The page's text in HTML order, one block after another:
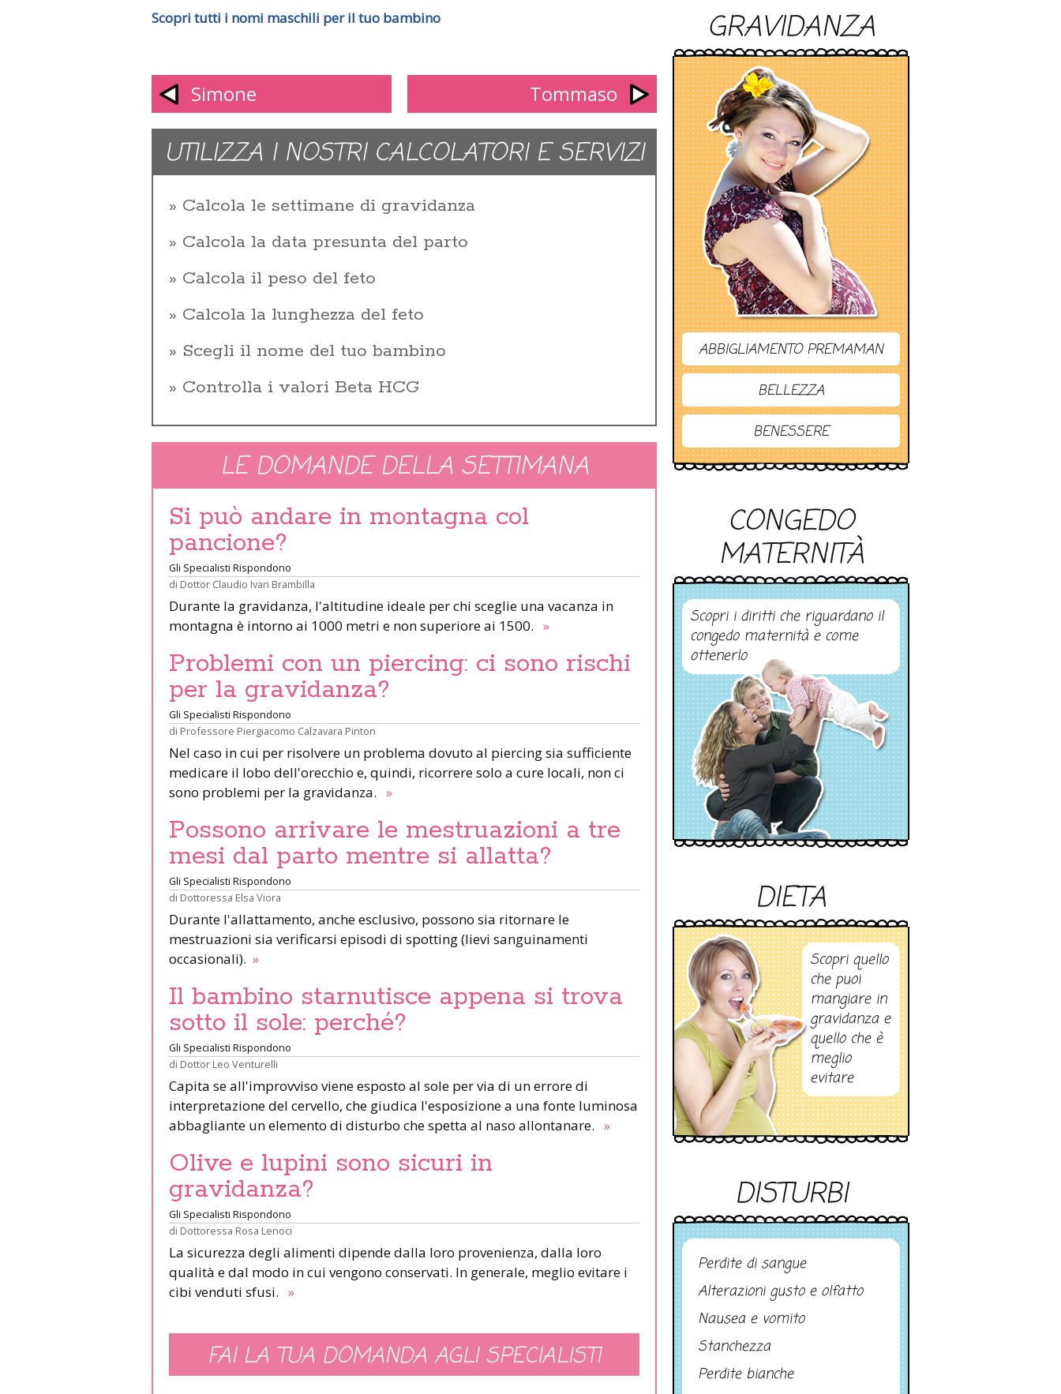
Scopri tutti i nomi maschili per il tuo bambino
Simone Tommaso
UTILIZZA I NOSTRI CALCOLATORI E SERVIZI
Calcola le settimane di gravidanza
Calcola la data presunta del parto
Calcola il peso del feto
Calcola la lunghezza del feto
Scegli il nome del tuo bambino
Controlla i valori Beta HCG
LE DOMANDE DELLA SETTIMANA
Si può andare in montagna col
pancione?
Gli Specialisti Rispondono
di Dottor Claudio Ivan Brambilla
Durante la gravidanza, l'altitudine ideale per chi sceglie una vacanza in
montagna è intorno ai 1000 metri e non superiore ai 1500. »
Problemi con un piercing: ci sono rischi
per la gravidanza?
Gli Specialisti Rispondono
di Professore Piergiacomo Calzavara Pinton
Nel caso in cui per risolvere un problema dovuto al piercing sia sufficiente
medicare il lobo dell'orecchio e, quindi, ricorrere solo a cure locali, non ci
sono problemi per la gravidanza. »
Possono arrivare le mestruazioni a tre
mesi dal parto mentre si allatta?
Gli Specialisti Rispondono
di Dottoressa Elsa Viora
Durante l'allattamento, anche esclusivo, possono sia ritornare le
mestruazioni sia verificarsi episodi di spotting (lievi sanguinamenti
occasionali). »
Il bambino starnutisce appena si trova
sotto il sole: perché?
Gli Specialisti Rispondono
di Dottor Leo Venturelli
Capita se all'improvviso viene esposto al sole per via di un errore di
interpretazione del cervello, che giudica l'esposizione a una fonte luminosa
abbagliante un elemento di disturbo che spetta al naso allontanare. »
Olive e lupini sono sicuri in
gravidanza?
Gli Specialisti Rispondono
di Dottoressa Rosa Lenoci
La sicurezza degli alimenti dipende dalla loro provenienza, dalla loro
qualità e dal modo in cui vengono conservati. In generale, meglio evitare i
cibi venduti sfusi. »
FAI LA TUA DOMANDA AGLI SPECIALISTI
GRAVIDANZA
ABBIGLIAMENTO PREMAMAN
BELLEZZA
BENESSERE
CONGEDO
MATERNITÀ
Scopri i diritti che riguardano il
congedo maternità e come
ottenerlo
DIETA
Scopri quello
che puoi
mangiare in
gravidanza e
quello che è
meglio
evitare
DISTURBI
Perdite di sangue
Alterazioni gusto e olfatto
Nausea e vomito
Stanchezza
Perdite bianche